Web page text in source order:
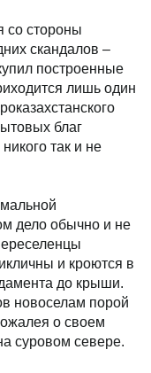
со стороны
скандалов –
построенные
лишь один
благ
так и не
дело обычно и не
и кроются в
до крыши.
новоселам порой
о своем
суровом севере.